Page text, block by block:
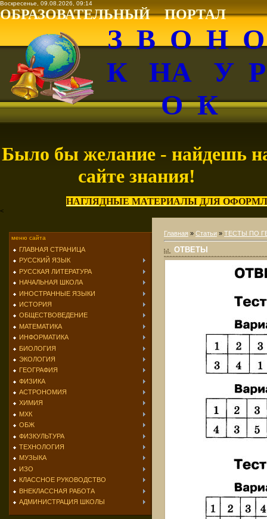
Воскресенье, 09.08.2026, 09:14
ОБРАЗОВАТЕЛЬНЫЙ ПОРТАЛ
З В О Н
К НА У
О К
Было бы желание - найдешь
сайте знания!
НАГЛЯДНЫЕ МАТЕРИАЛЫ ДЛЯ
<
меню сайта
ГЛАВНАЯ СТРАНИЦА
РУССКИЙ ЯЗЫК
РУССКАЯ ЛИТЕРАТУРА
НАЧАЛЬНАЯ ШКОЛА
ИНОСТРАННЫЕ ЯЗЫКИ
ИСТОРИЯ
ОБЩЕСТВОВЕДЕНИЕ
МАТЕМАТИКА
ИНФОРМАТИКА
БИОЛОГИЯ
ЭКОЛОГИЯ
ГЕОГРАФИЯ
ФИЗИКА
АСТРОНОМИЯ
ХИМИЯ
МХК
ОБЖ
ФИЗКУЛЬТУРА
ТЕХНОЛОГИЯ
МУЗЫКА
ИЗО
КЛАССНОЕ РУКОВОДСТВО
ВНЕКЛАССНАЯ РАБОТА
АДМИНИСТРАЦИЯ ШКОЛЫ
Главная » Статьи » ТЕСТЫ ПО
ОТВЕТЫ